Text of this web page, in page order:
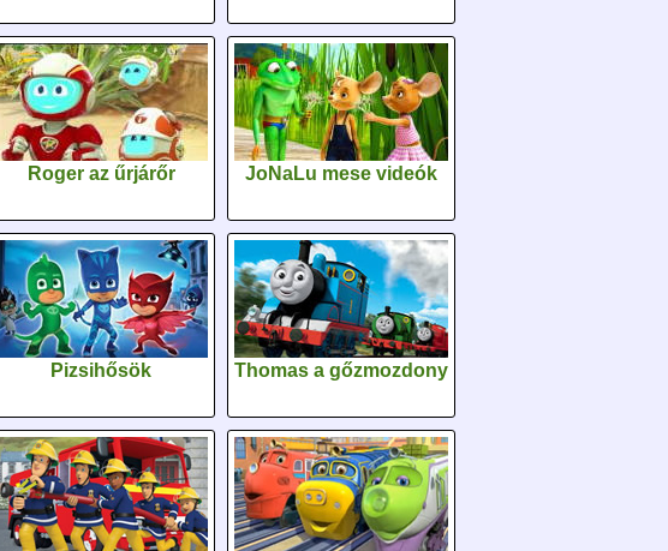
Roger az űrjárőr JoNaLu mese videók
Pizsihősök Thomas a gőzmozdony